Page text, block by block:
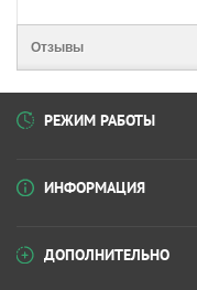
Отзывы
РЕЖИМ РАБОТЫ
ИНФОРМАЦИЯ
ДОПОЛНИТЕЛЬНО